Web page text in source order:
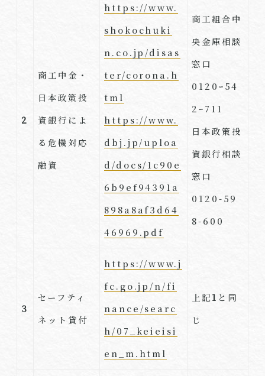
2
商工中金・
日本政策投
資銀行によ
る危機対応
融資
https://www.
shokochuki
n.co.jp/disas
ter/corona.h
tml
https://www.
dbj.jp/uploa
d/docs/1c90e
6b9ef94391a
898a8af3d64
46969.pdf
商工組合中
央金庫相談
窓口
0120ｰ54
2ｰ711
日本政策投
資銀行相談
窓口
0120-59
8-600
3
セーフティ
ネット貸付
https://www.j
fc.go.jp/n/fi
nance/searc
h/07_keieisi
en_m.html
上記1 と同
じ